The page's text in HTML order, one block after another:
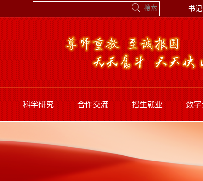
书
科学研究 合作交流 招生就业 数